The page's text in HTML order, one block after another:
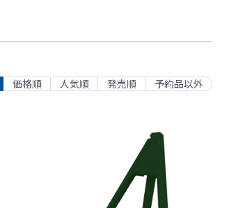
価格順 人気順 発売順 予約品以外